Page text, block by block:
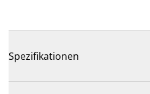
Spezifikationen